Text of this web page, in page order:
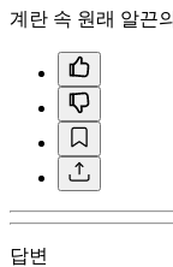
계란 속 원래 알끈
답변